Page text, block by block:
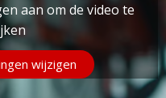
aan om de video te
wijzigen